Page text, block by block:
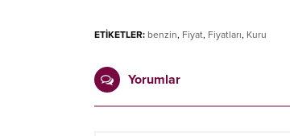
ETİKETLER: benzin, Fiyat, Fiyatları, Kuru
Yorumlar